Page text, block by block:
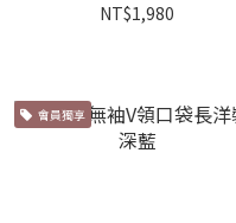
NT$1,980
會員獨享